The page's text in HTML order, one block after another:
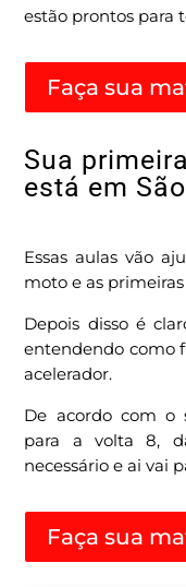
estão prontos para
Faça sua
Sua
está em
Essas aulas vão
moto e as
Depois disso é
entendendo como
acelerador.
De acordo com o
para a volta 8,
necessário e ai vai
Faça sua